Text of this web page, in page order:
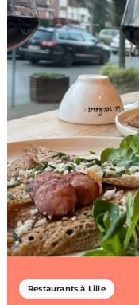
Restaurants à Lille